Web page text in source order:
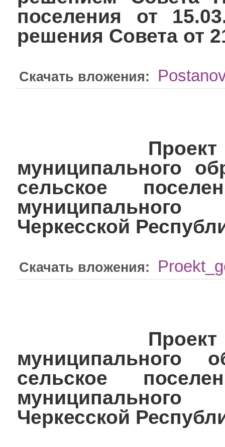
поселения от
решения Совета от
Скачать вложения:
Проект
муниципального
сельское
Черкесской
Скачать вложения:
Проект
муниципального
сельское
Черкесской